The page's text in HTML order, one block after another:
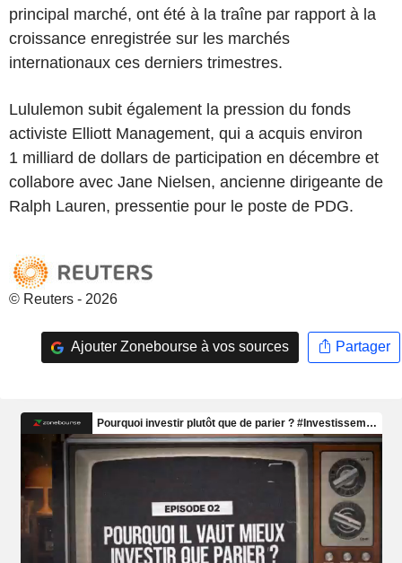
principal marché, ont été à la traîne par rapport à la
croissance enregistrée sur les marchés
internationaux ces derniers trimestres.
Lululemon subit également la pression du fonds
activiste Elliott Management, qui a acquis environ
1 milliard de dollars de participation en décembre et
collabore avec Jane Nielsen, ancienne dirigeante de
Ralph Lauren, pressentie pour le poste de PDG.
© Reuters - 2026
Ajouter Zonebourse à vos sources Partager